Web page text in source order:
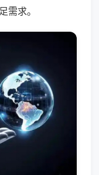
需求。